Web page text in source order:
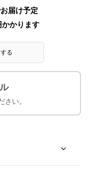
届け予定
かかります
る
さい。